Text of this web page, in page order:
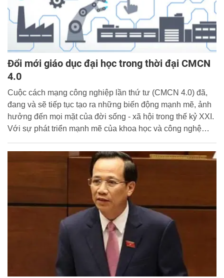
Đổi mới giáo dục đại học trong thời đại CMCN
4.0
Cuộc cách mạng công nghiệp lần thứ tư (CMCN 4.0) đã,
đang và sẽ tiếp tục tạo ra những biến động mạnh mẽ, ảnh
hưởng đến mọi mặt của đời sống - xã hội trong thế kỷ XXI.
Với sự phát triển mạnh mẽ của khoa học và công nghệ
tạo (đặc biệt là giáo dục đại học) trong CMCN 4.0 là phải
đổi mới từ một nền giáo dục nặng về trang bị kiến thức cho
người học sang nền giáo dục giúp phát triển kỹ năng, thúc
đẩy tư duy đổi mới sáng tạo.